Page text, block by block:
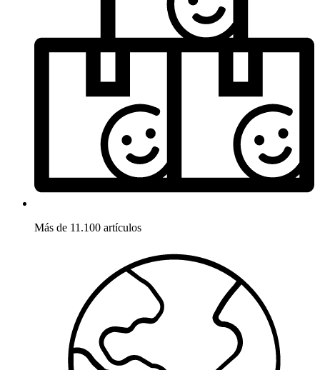
Más de 11.100 artículos